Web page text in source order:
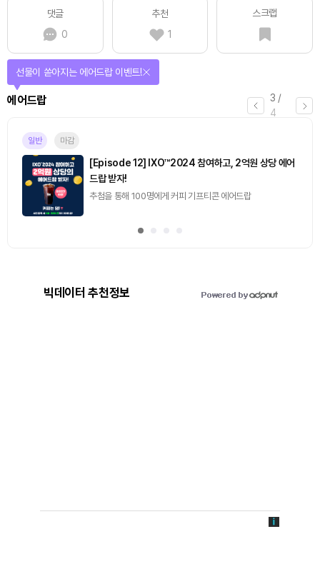
댓글
0
추천
1
스크랩
3 /
4
에어드랍
선물이 쏟아지는 에어드랍 이벤트!
일반 마감
[Episode 12] IXO™2024 참여하고, 2억원 상당 에어
드랍 받자!
추첨을 통해 100명에게 커피 기프티콘 에어드랍
빅데이터 추천정보